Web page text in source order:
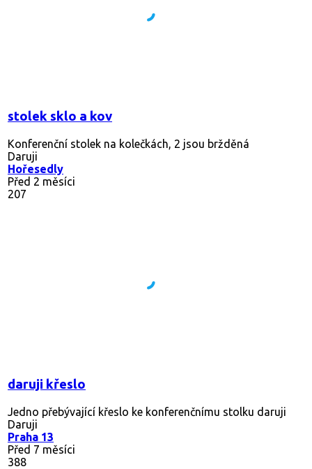
stolek sklo a kov
Konferenční stolek na kolečkách, 2 jsou bržděná
Daruji
Hořesedly
Před 2 měsíci
207
daruji křeslo
Jedno přebývající křeslo ke konferenčnímu stolku daruji
Daruji
Praha 13
Před 7 měsíci
388